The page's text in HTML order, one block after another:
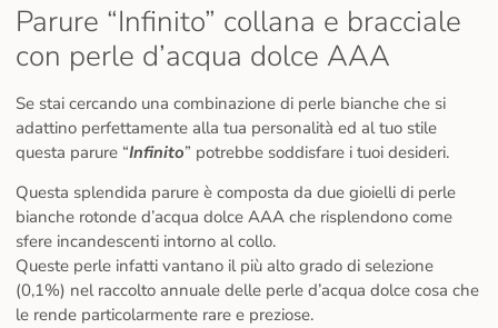
Parure “Infinito” collana e bracciale
con perle d’acqua dolce AAA
Se stai cercando una combinazione di perle bianche che si
adattino perfettamente alla tua personalità ed al tuo stile
questa parure “Infinito” potrebbe soddisfare i tuoi desideri.
Questa splendida parure è composta da due gioielli di perle
bianche rotonde d’acqua dolce AAA che risplendono come
sfere incandescenti intorno al collo.
Queste perle infatti vantano il più alto grado di selezione
(0,1%) nel raccolto annuale delle perle d’acqua dolce cosa che
le rende particolarmente rare e preziose.